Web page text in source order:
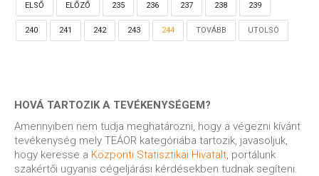
ELSŐ ELŐZŐ 235 236 237 238 239
240 241 242 243 244 TOVÁBB UTOLSÓ
HOVÁ TARTOZIK A TEVÉKENYSÉGEM?
Amennyiben nem tudja meghatározni, hogy a végezni kívánt
tevékenység mely TEÁOR kategóriába tartozik, javasoljuk,
hogy keresse a Központi Statisztikai Hivatalt, portálunk
szakértői ugyanis cégeljárási kérdésekben tudnak segíteni.